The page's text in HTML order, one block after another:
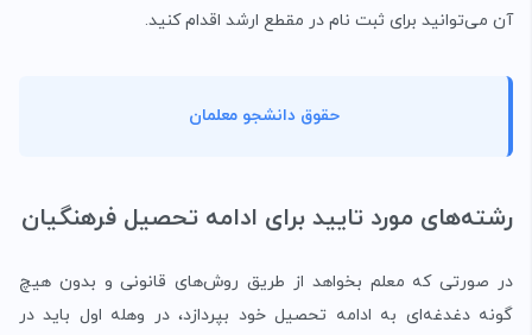
آن می‌توانید برای ثبت نام در مقطع ارشد اقدام کنید.
حقوق دانشجو معلمان
رشته‌های مورد تایید برای ادامه تحصیل فرهنگیان
در صورتی که معلم بخواهد از طریق روش‌های قانونی و بدون هیچ
گونه دغدغه‌ای به ادامه تحصیل خود بپردازد، در وهله اول باید در